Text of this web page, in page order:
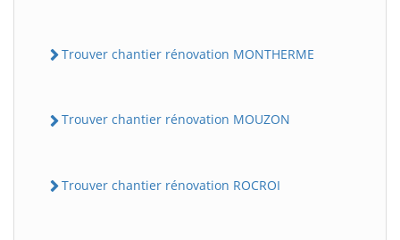
Trouver chantier rénovation MONTHERME
Trouver chantier rénovation MOUZON
Trouver chantier rénovation ROCROI